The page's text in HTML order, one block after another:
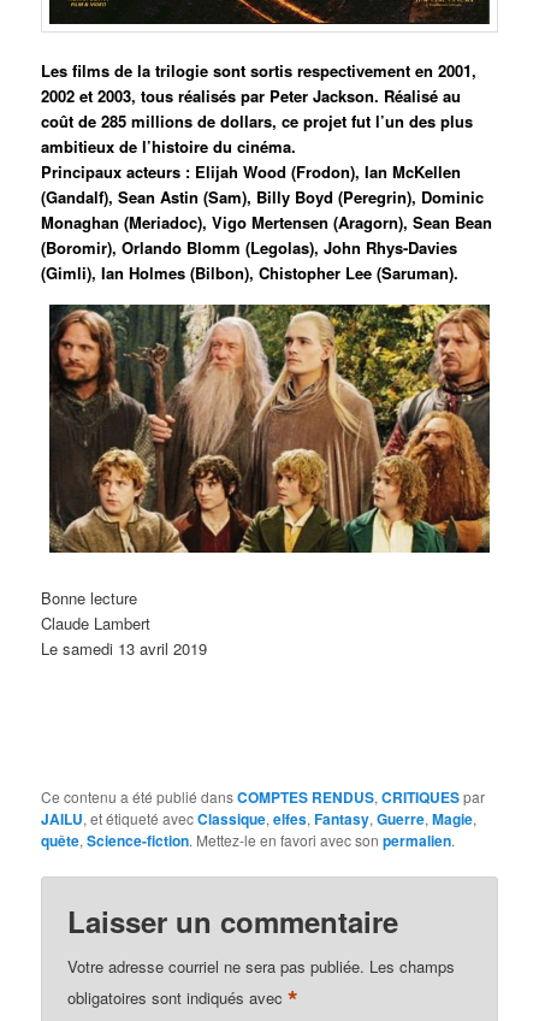
Les films de la trilogie sont sortis respectivement en 2001,
2002 et 2003, tous réalisés par Peter Jackson. Réalisé au
coût de 285 millions de dollars, ce projet fut l’un des plus
ambitieux de l’histoire du cinéma.
Principaux acteurs : Elijah Wood (Frodon), Ian McKellen
(Gandalf), Sean Astin (Sam), Billy Boyd (Peregrin), Dominic
Monaghan (Meriadoc), Vigo Mertensen (Aragorn), Sean Bean
(Boromir), Orlando Blomm (Legolas), John Rhys-Davies
(Gimli), Ian Holmes (Bilbon), Chistopher Lee (Saruman).
Bonne lecture
Claude Lambert
Le samedi 13 avril 2019
Ce contenu a été publié dansCOMPTES RENDUS,CRITIQUESpar
JAILU, et étiqueté avecClassique,elfes,Fantasy,Guerre,Magie,
quête,Science-fiction. Mettez-le en favori avec sonpermalien.
Laisser un commentaire
Votre adresse courriel ne sera pas publiée. Les champs
obligatoires sont indiqués avec*